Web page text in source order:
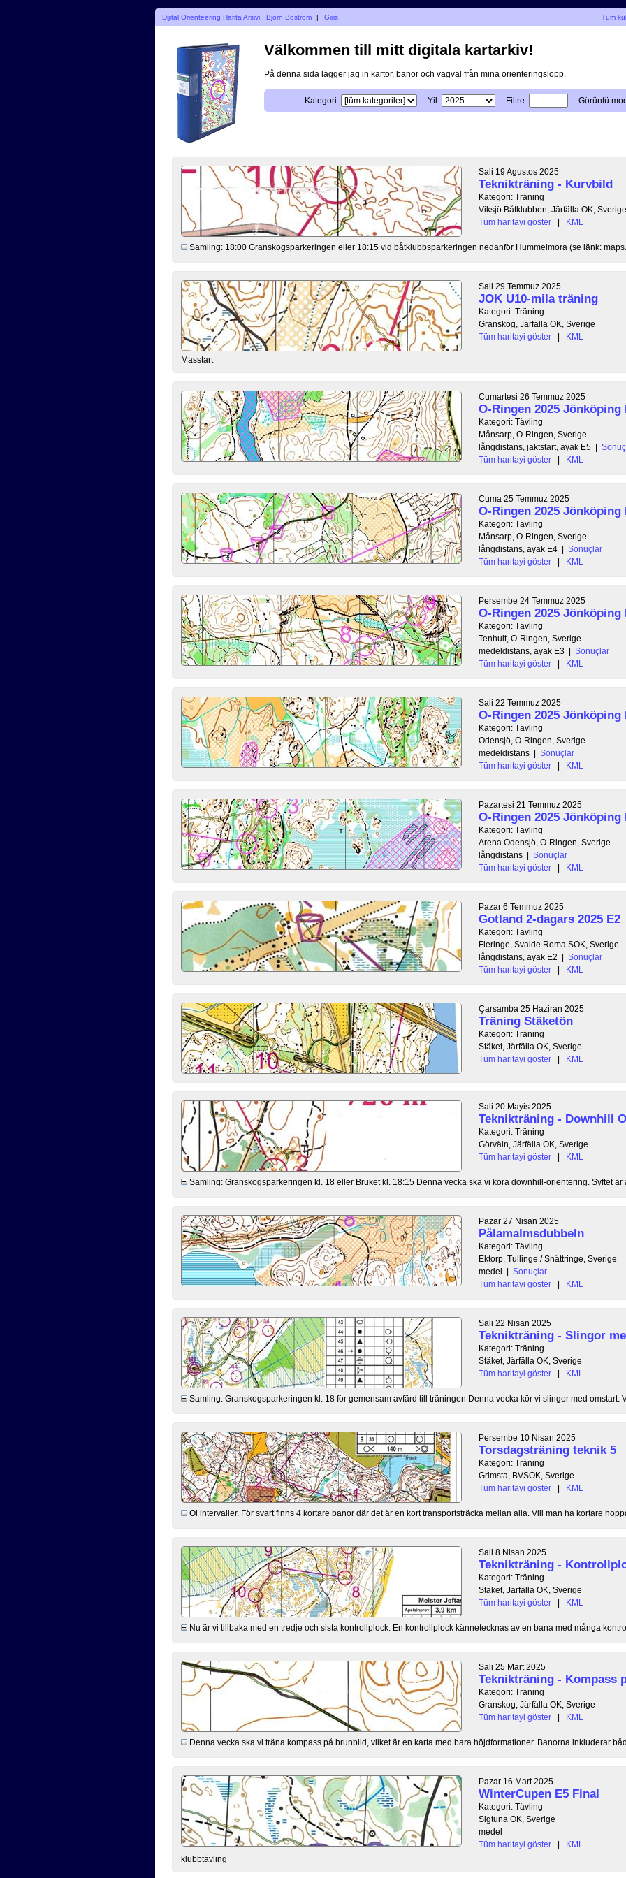
Dijital Orienteering Harita Arsivi : Björn Boström | Giris Tüm
Välkommen till mitt digitala kartarkiv!
På denna sida lägger jag in kartor, banor och vägval från mina orienteringslopp.
Kategori: Yil: Filtre: Görüntü
Sali 19 Agustos 2025
Teknikträning - Kurvbild
Kategori: Träning
Viksjö Båtklubben, Järfälla OK, Sverige
Tüm haritayi göster
| KML
Samling: 18:00 Granskogsparkeringen eller 18:15 vid båtklubbsparkeringen nedanför Hummelmora (se länk:
Sali 29 Temmuz 2025
JOK U10-mila träning
Kategori: Träning
Granskog, Järfälla OK, Sverige
Tüm haritayi göster
| KML
Masstart
Cumartesi 26 Temmuz 2025
O-Ringen 2025 Jönköping
Kategori: Tävling
Månsarp, O-Ringen, Sverige
långdistans, jaktstart, ayak E5 |
Tüm haritayi göster
| KML
Cuma 25 Temmuz 2025
O-Ringen 2025 Jönköping
Kategori: Tävling
Månsarp, O-Ringen, Sverige
långdistans, ayak E4 | Sonuçlar
Tüm haritayi göster
| KML
Persembe 24 Temmuz 2025
O-Ringen 2025 Jönköping
Kategori: Tävling
Tenhult, O-Ringen, Sverige
medeldistans, ayak E3 | Sonuçlar
Tüm haritayi göster
| KML
Sali 22 Temmuz 2025
O-Ringen 2025 Jönköping
Kategori: Tävling
Odensjö, O-Ringen, Sverige
medeldistans | Sonuçlar
Tüm haritayi göster
| KML
Pazartesi 21 Temmuz 2025
O-Ringen 2025 Jönköping
Kategori: Tävling
Arena Odensjö, O-Ringen, Sverige
långdistans | Sonuçlar
Tüm haritayi göster
| KML
Pazar 6 Temmuz 2025
Gotland 2-dagars 2025 E2
Kategori: Tävling
Fleringe, Svaide Roma SOK, Sverige
långdistans, ayak E2 | Sonuçlar
Tüm haritayi göster
| KML
Çarsamba 25 Haziran 2025
Träning Stäketön
Kategori: Träning
Stäket, Järfälla OK, Sverige
Tüm haritayi göster
| KML
Sali 20 Mayis 2025
Teknikträning - Downhill
Kategori: Träning
Görväln, Järfälla OK, Sverige
Tüm haritayi göster
| KML
Samling: Granskogsparkeringen kl. 18 eller Bruket kl. 18:15 Denna vecka ska vi köra downhill-orientering. Syftet är
Pazar 27 Nisan 2025
Pålamalmsdubbeln
Kategori: Tävling
Ektorp, Tullinge / Snättringe, Sverige
medel | Sonuçlar
Tüm haritayi göster
| KML
Sali 22 Nisan 2025
Teknikträning - Slingor
Kategori: Träning
Stäket, Järfälla OK, Sverige
Tüm haritayi göster
| KML
Samling: Granskogsparkeringen kl. 18 för gemensam avfärd till träningen Denna vecka kör vi slingor med omstart. Vi
Persembe 10 Nisan 2025
Torsdagsträning teknik 5
Kategori: Träning
Grimsta, BVSOK, Sverige
Tüm haritayi göster
| KML
Ol intervaller. För svart finns 4 kortare banor där det är en kort transportsträcka mellan alla. Vill man ha kortare
Sali 8 Nisan 2025
Teknikträning -
Kategori: Träning
Stäket, Järfälla OK, Sverige
Tüm haritayi göster
| KML
Nu är vi tillbaka med en tredje och sista kontrollplock. En kontrollplock kännetecknas av en bana med många
Sali 25 Mart 2025
Teknikträning - Kompass
Kategori: Träning
Granskog, Järfälla OK, Sverige
Tüm haritayi göster
| KML
Denna vecka ska vi träna kompass på brunbild, vilket är en karta med bara höjdformationer. Banorna inkluderar
Pazar 16 Mart 2025
WinterCupen E5 Final
Kategori: Tävling
Sigtuna OK, Sverige
medel
Tüm haritayi göster
|
KML
klubbtävling